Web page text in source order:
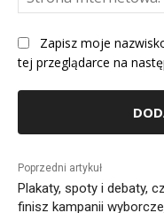
Zapisz moje
tej przeglądarce na
Poprzedni artykuł
Plakaty, spoty i debaty,
finisz kampanii